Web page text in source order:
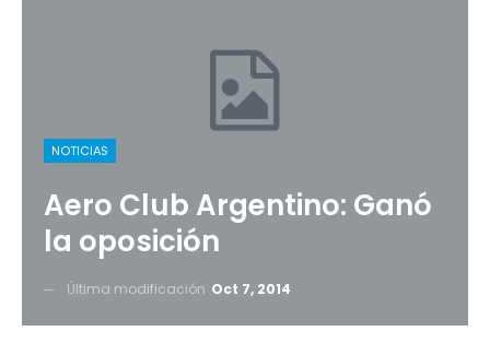
NOTICIAS
Aero Club Argentino: Ganó
la oposición
Última modificación Oct 7, 2014